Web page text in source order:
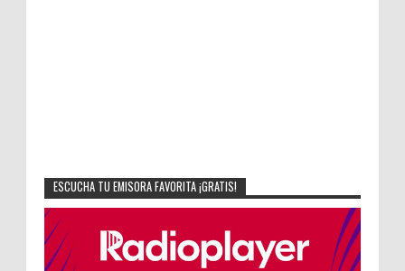
ESCUCHA TU EMISORA FAVORITA ¡GRATIS!